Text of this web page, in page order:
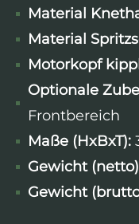
Material
Material
Motorkopf
Optionale
Frontbereich
Maße (HxBxT):
Gewicht
Gewicht